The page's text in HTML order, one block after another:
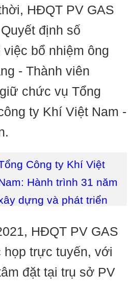
HĐQT PV GAS
định số
bổ nhiệm ông
- Thành viên
chức vụ Tổng
ty Khí Việt Nam -
Công ty Khí Việt
Hành trình 31 năm
dựng và phát triển
HĐQT PV GAS
trực tuyến, với
đặt tại trụ sở PV